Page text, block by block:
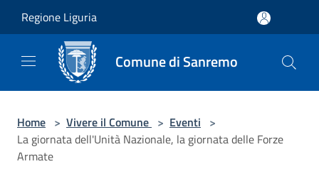
Regione Liguria
Comune di Sanremo
Home > Vivere il Comune > Eventi >
La giornata dell'Unità Nazionale, la giornata delle Forze
Armate